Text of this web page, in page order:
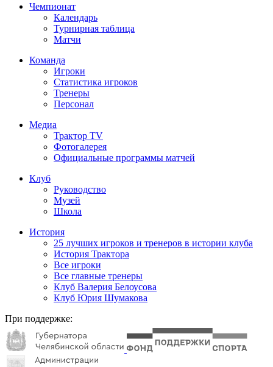
Чемпионат
Календарь
Турнирная таблица
Матчи
Команда
Игроки
Статистика игроков
Тренеры
Персонал
Медиа
Трактор TV
Фотогалерея
Официальные программы матчей
Клуб
Руководство
Музей
Школа
История
25 лучших игроков и тренеров в истории клуба
История Трактора
Все игроки
Все главные тренеры
Клуб Валерия Белоусова
Клуб Юрия Шумакова
При поддержке: